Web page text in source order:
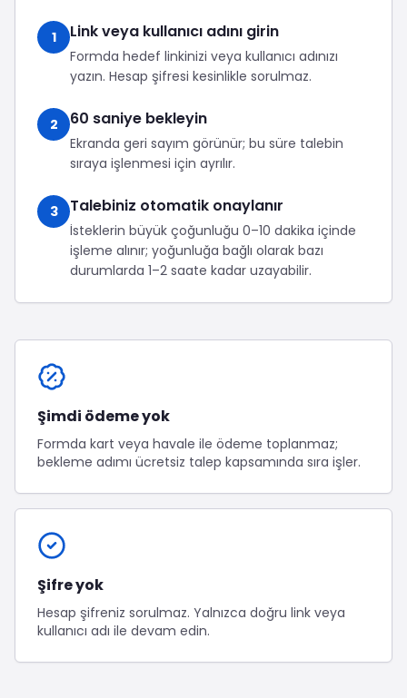
1 Link veya kullanıcı adını girin
Formda hedef linkinizi veya kullanıcı adınızı
yazın. Hesap şifresi kesinlikle sorulmaz.
2 60 saniye bekleyin
Ekranda geri sayım görünür; bu süre talebin
sıraya işlenmesi için ayrılır.
3 Talebiniz otomatik onaylanır
İsteklerin büyük çoğunluğu 0–10 dakika içinde
işleme alınır; yoğunluğa bağlı olarak bazı
durumlarda 1–2 saate kadar uzayabilir.
Şimdi ödeme yok
Formda kart veya havale ile ödeme toplanmaz;
bekleme adımı ücretsiz talep kapsamında sıra işler.
Şifre yok
Hesap şifreniz sorulmaz. Yalnızca doğru link veya
kullanıcı adı ile devam edin.